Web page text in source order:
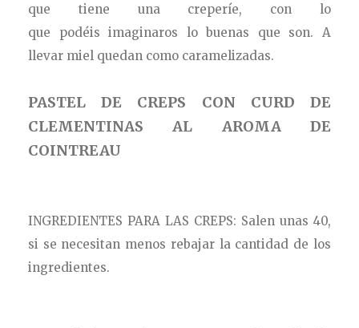
que tiene una creperíe, con lo
que podéis imaginaros lo buenas que son. A
llevar miel quedan como caramelizadas.
PASTEL DE CREPS CON CURD DE
CLEMENTINAS AL AROMA DE
COINTREAU
INGREDIENTES PARA LAS CREPS: Salen unas 40,
si se necesitan menos rebajar la cantidad de los
ingredientes.